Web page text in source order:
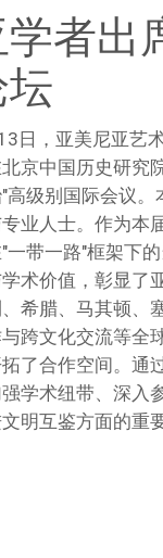
者出
日，亚美尼亚艺
京中国历史研
高级别国际会议
业人士。作为本
一带一路"框架下
术价值，彰显了
希腊、马其顿、
跨文化交流等全
了合作空间。通
学术纽带、深入
明互鉴方面的重